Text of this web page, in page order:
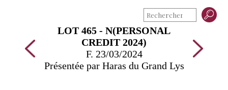
LOT 465 - N(PERSONAL
CREDIT 2024)
F. 23/03/2024
Présentée par Haras du Grand Lys